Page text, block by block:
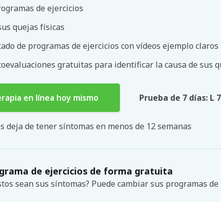
de ejercicios
quejas físicas
de programas de ejercicios con vídeos ejemplo claros
gratuitas para identificar la causa de sus
en línea hoy mismo Prueba de 7 días: L
deja de tener síntomas en menos de 12 semanas
de ejercicios de forma gratuita
sean sus síntomas? Puede cambiar sus programas de